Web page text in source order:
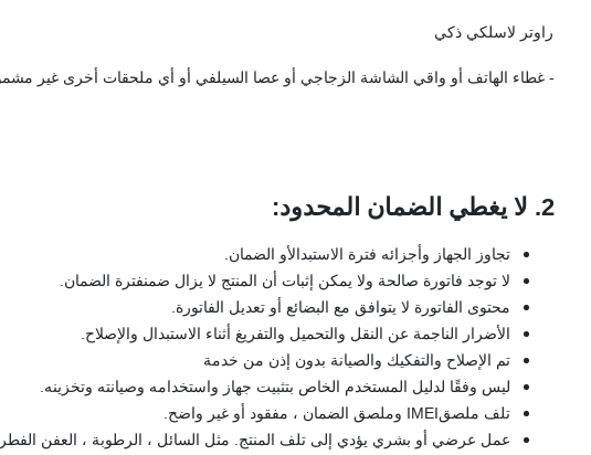
راوتر لاسلكي ذكي
- غطاء الهاتف أو واقي الشاشة الزجاجي أو عصا السيلفي أو أي ملحقات أخرى غير
2. لا يغطي الضمان المحدود :
تجاوز الجهاز وأجزائه فترة الاستبدالأو الضمان.
لا توجد فاتورة صالحة ولا يمكن إثبات أن المنتج لا يزال ضمنفترة الضمان.
محتوى الفاتورة لا يتوافق مع البضائع أو تعديل الفاتورة.
الأضرار الناجمة عن النقل والتحميل والتفريغ أثناء الاستبدال والإصلاح.
تم الإصلاح والتفكيك والصيانة بدون إذن من خدمة
ليس وفقًا لدليل المستخدم الخاص بتثبيت جهاز واستخدامه وصيانته وتخزينه.
تلف ملصقIMEI وملصق الضمان ، مفقود أو غير واضح.
عمل عرضي أو بشري يؤدي إلى تلف المنتج. مثل السائل ، الرطوبة ، العفن